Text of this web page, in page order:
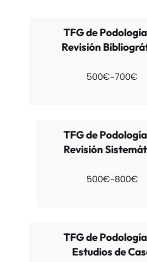
TFG de
Revisión
500€-700€
TFG de
Revisión
500€-800€
TFG de
Estudios de